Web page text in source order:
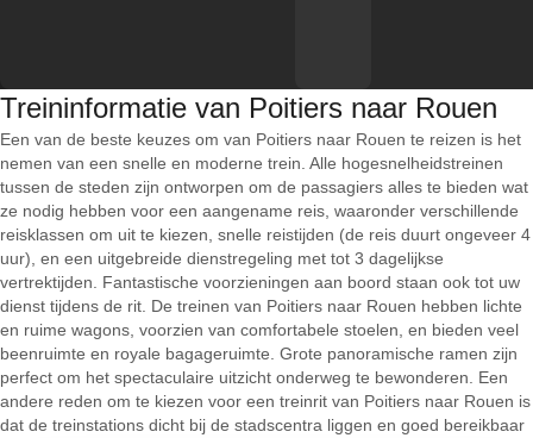
Treininformatie van Poitiers naar Rouen
Een van de beste keuzes om van Poitiers naar Rouen te reizen is het
nemen van een snelle en moderne trein. Alle hogesnelheidstreinen
tussen de steden zijn ontworpen om de passagiers alles te bieden wat
ze nodig hebben voor een aangename reis, waaronder verschillende
reisklassen om uit te kiezen, snelle reistijden (de reis duurt ongeveer 4
uur), en een uitgebreide dienstregeling met tot 3 dagelijkse
vertrektijden. Fantastische voorzieningen aan boord staan ook tot uw
dienst tijdens de rit. De treinen van Poitiers naar Rouen hebben lichte
en ruime wagons, voorzien van comfortabele stoelen, en bieden veel
beenruimte en royale bagageruimte. Grote panoramische ramen zijn
perfect om het spectaculaire uitzicht onderweg te bewonderen. Een
andere reden om te kiezen voor een treinrit van Poitiers naar Rouen is
dat de treinstations dicht bij de stadscentra liggen en goed bereikbaar